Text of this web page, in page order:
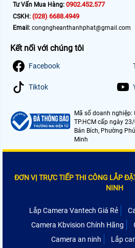
Tư Vấn Mua Hàng: 0902.452.577
CSKH: (028) 6688.4949
Email: congngheanthanhphat@gmail.com
Kết nối với chúng tôi
Facebook
Tiktok
Mã số doanh nghiệp:
TP.HCM cấp ngày
Bán Bích, Phường
Minh
ĐƠN VỊ TRỰC TIẾP THI CÔNG LẮP
NINH
Lắp Camera Vantech Giá Rẻ
Camera Kbvision Chính Hãng
Camera an ninh
Lắp